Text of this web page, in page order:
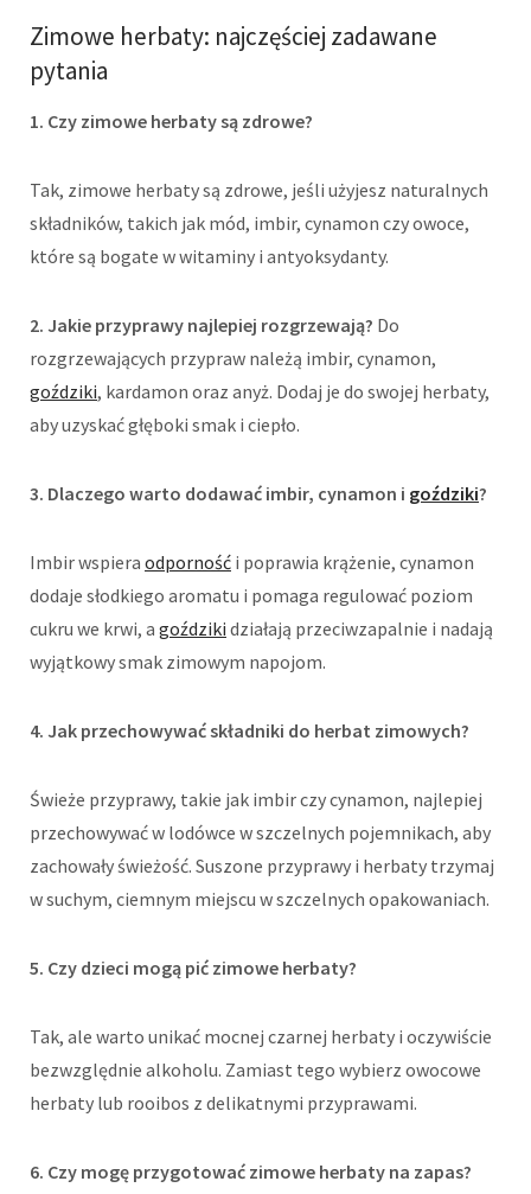
Zimowe herbaty: najczęściej zadawane
pytania
1. Czy zimowe herbaty są zdrowe?
Tak, zimowe herbaty są zdrowe, jeśli użyjesz naturalnych
składników, takich jak mód, imbir, cynamon czy owoce,
które są bogate w witaminy i antyoksydanty.
2. Jakie przyprawy najlepiej rozgrzewają? Do
rozgrzewających przypraw należą imbir, cynamon,
goździki, kardamon oraz anyż. Dodaj je do swojej herbaty,
aby uzyskać głęboki smak i ciepło.
3. Dlaczego warto dodawać imbir, cynamon i goździki?
Imbir wspiera odporność i poprawia krążenie, cynamon
dodaje słodkiego aromatu i pomaga regulować poziom
cukru we krwi, a goździki działają przeciwzapalnie i nadają
wyjątkowy smak zimowym napojom.
4. Jak przechowywać składniki do herbat zimowych?
Świeże przyprawy, takie jak imbir czy cynamon, najlepiej
przechowywać w lodówce w szczelnych pojemnikach, aby
zachowały świeżość. Suszone przyprawy i herbaty trzymaj
w suchym, ciemnym miejscu w szczelnych opakowaniach.
5. Czy dzieci mogą pić zimowe herbaty?
Tak, ale warto unikać mocnej czarnej herbaty i oczywiście
bezwzględnie alkoholu. Zamiast tego wybierz owocowe
herbaty lub rooibos z delikatnymi przyprawami.
6. Czy mogę przygotować zimowe herbaty na zapas?